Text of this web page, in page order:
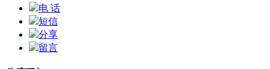
电 话
短信
分享
留言